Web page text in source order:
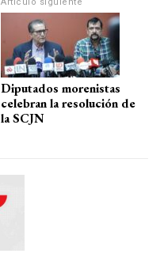
Diputados morenistas
celebran la resolución de
la SCJN